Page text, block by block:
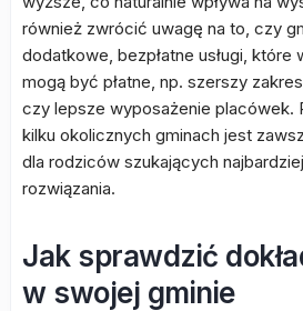
również zwrócić uwagę na to, czy
dodatkowe, bezpłatne usługi, które
mogą być płatne, np. szerszy
czy lepsze wyposażenie placówek.
kilku okolicznych gminach jest
dla rodziców szukających
rozwiązania.
Jak sprawdzić
w swojej gminie